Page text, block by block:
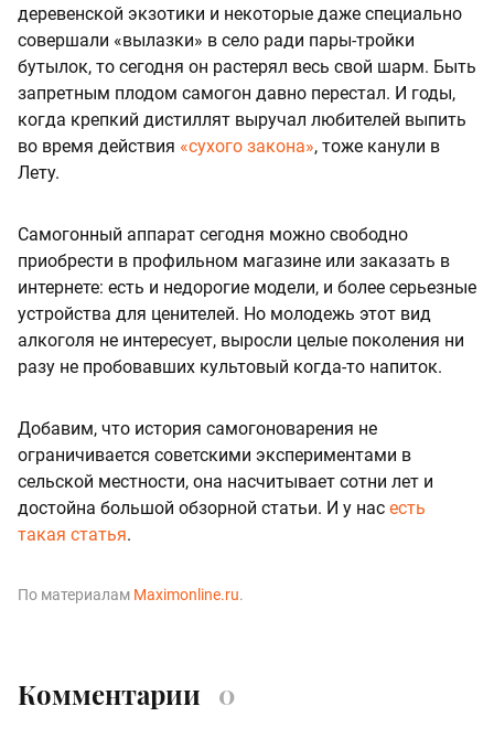
деревенской экзотики и некоторые даже специально
совершали «вылазки» в село ради пары-тройки
бутылок, то сегодня он растерял весь свой шарм. Быть
запретным плодом самогон давно перестал. И годы,
когда крепкий дистиллят выручал любителей выпить
во время действия «сухого закона», тоже канули в
Лету.
Самогонный аппарат сегодня можно свободно
приобрести в профильном магазине или заказать в
интернете: есть и недорогие модели, и более серьезные
устройства для ценителей. Но молодежь этот вид
алкоголя не интересует, выросли целые поколения ни
разу не пробовавших культовый когда-то напиток.
Добавим, что история самогоноварения не
ограничивается советскими экспериментами в
сельской местности, она насчитывает сотни лет и
достойна большой обзорной статьи. И у нас есть
такая статья.
По материалам Maximonline.ru.
Комментарии 0